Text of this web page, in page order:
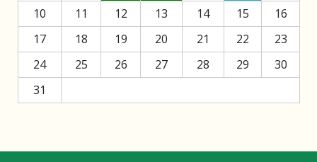
10
11 12 13 14 15
16
17
18 19 20 21 22
23
24
25 26 27 28 29
30
31